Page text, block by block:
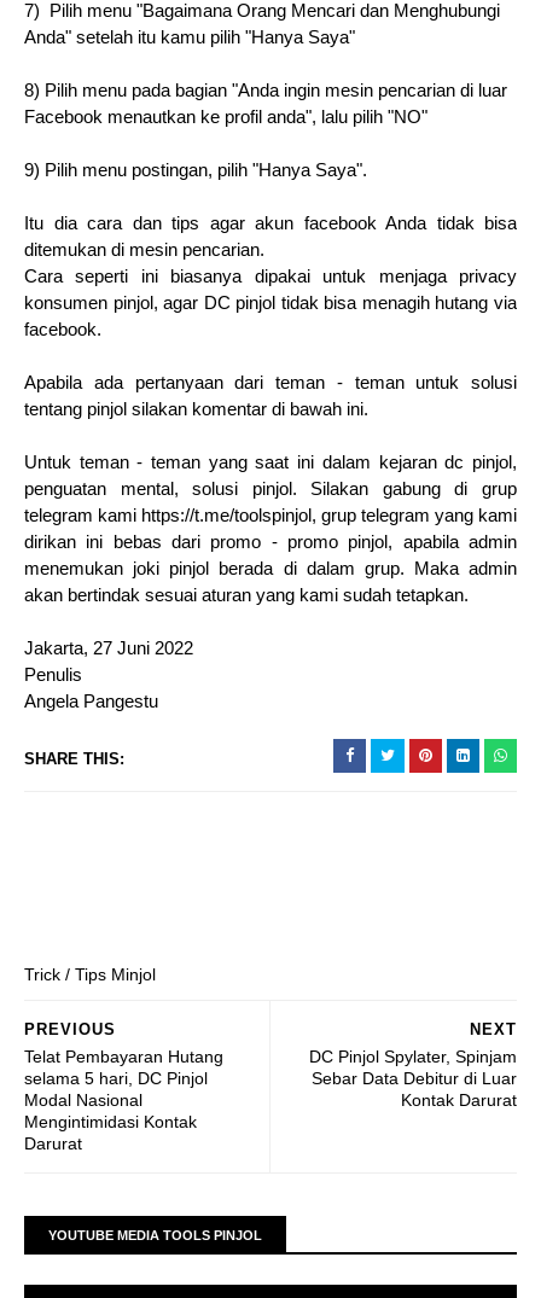
7) Pilih menu "Bagaimana Orang Mencari dan Menghubungi
Anda" setelah itu kamu pilih "Hanya Saya"
8) Pilih menu pada bagian "Anda ingin mesin pencarian di luar
Facebook menautkan ke profil anda", lalu pilih "NO"
9) Pilih menu postingan, pilih "Hanya Saya".
Itu dia cara dan tips agar akun facebook Anda tidak bisa
ditemukan di mesin pencarian.
Cara seperti ini biasanya dipakai untuk menjaga privacy
konsumen pinjol, agar DC pinjol tidak bisa menagih hutang via
facebook.
Apabila ada pertanyaan dari teman - teman untuk solusi
tentang pinjol silakan komentar di bawah ini.
Untuk teman - teman yang saat ini dalam kejaran dc pinjol,
penguatan mental, solusi pinjol. Silakan gabung di grup
telegram kami https://t.me/toolspinjol, grup telegram yang kami
dirikan ini bebas dari promo - promo pinjol, apabila admin
menemukan joki pinjol berada di dalam grup. Maka admin
akan bertindak sesuai aturan yang kami sudah tetapkan.
Jakarta, 27 Juni 2022
Penulis
Angela Pangestu
SHARE THIS:
Trick / Tips Minjol
NEXT
DC Pinjol Spylater, Spinjam
Sebar Data Debitur di Luar
Kontak Darurat
PREVIOUS
Telat Pembayaran Hutang
selama 5 hari, DC Pinjol
Modal Nasional
Mengintimidasi Kontak
Darurat
YOUTUBE MEDIA TOOLS PINJOL